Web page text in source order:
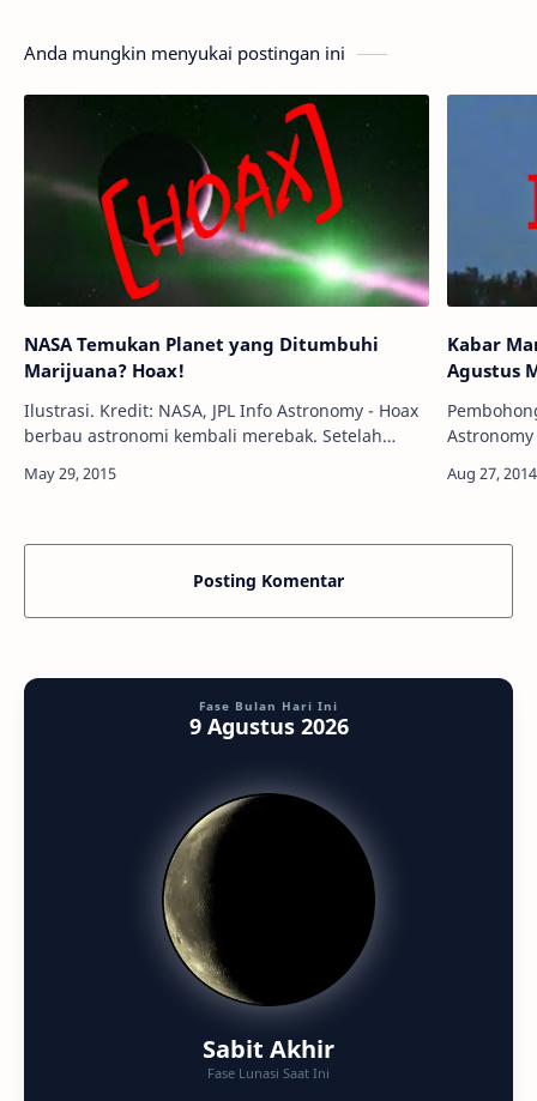
Anda mungkin menyukai postingan ini
NASA Temukan Planet yang Ditumbuhi
Marijuana? Hoax!
Ilustrasi. Kredit: NASA, JPL Info Astronomy - Hoax
berbau astronomi kembali merebak. Setelah
datang sebuah informasi bahwa Lemba…
Kabar
Agustus
yang
Posting Komentar
Fase Bulan Hari Ini
9 Agustus 2026
Sabit Akhir
Fase Lunasi Saat Ini